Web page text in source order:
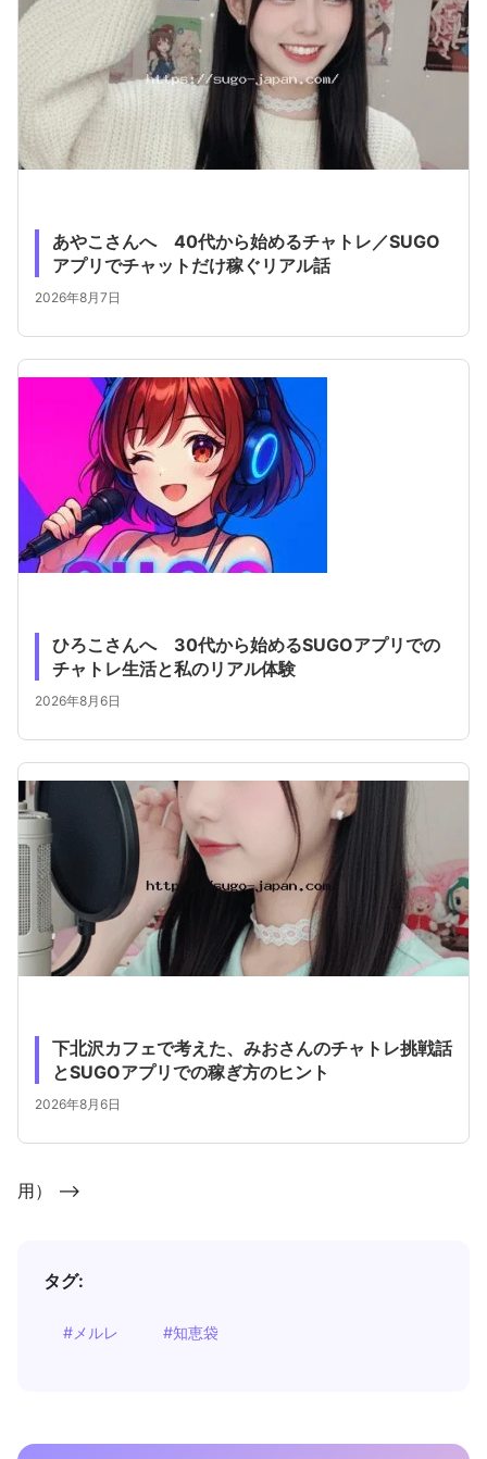
あやこさんへ 40代から始めるチャトレ／SUGO
アプリでチャットだけ稼ぐリアル話
2026年8月7日
ひろこさんへ 30代から始めるSUGOアプリでの
チャトレ生活と私のリアル体験
2026年8月6日
下北沢カフェで考えた、みおさんのチャトレ挑戦話
とSUGOアプリでの稼ぎ方のヒント
2026年8月6日
用） -->
タグ:
#メルレ #知恵袋